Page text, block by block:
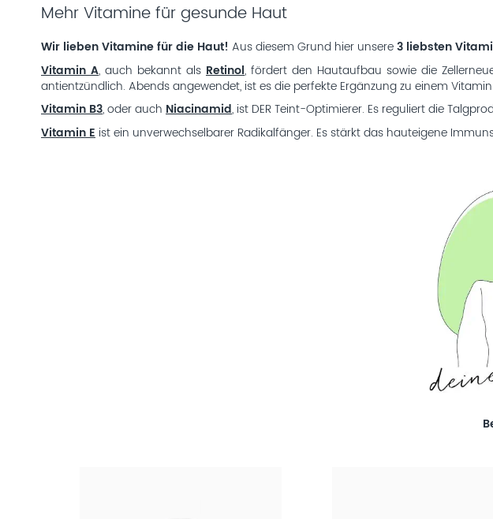
Mehr Vitamine für gesunde Haut
Wir lieben Vitamine für die Haut! Aus diesem Grund hier unsere3 liebsten
Vitamin A, auch bekannt als Retinol, fördert den Hautaufbau sowie die
antientzündlich. Abends angewendet, ist es die perfekte Ergänzung zu einem
Vitamin B3, oder auch Niacinamid, ist DER Teint-Optimierer. Es reguliert die
Vitamin E ist ein unverwechselbarer Radikalfänger. Es stärkt das hauteigene